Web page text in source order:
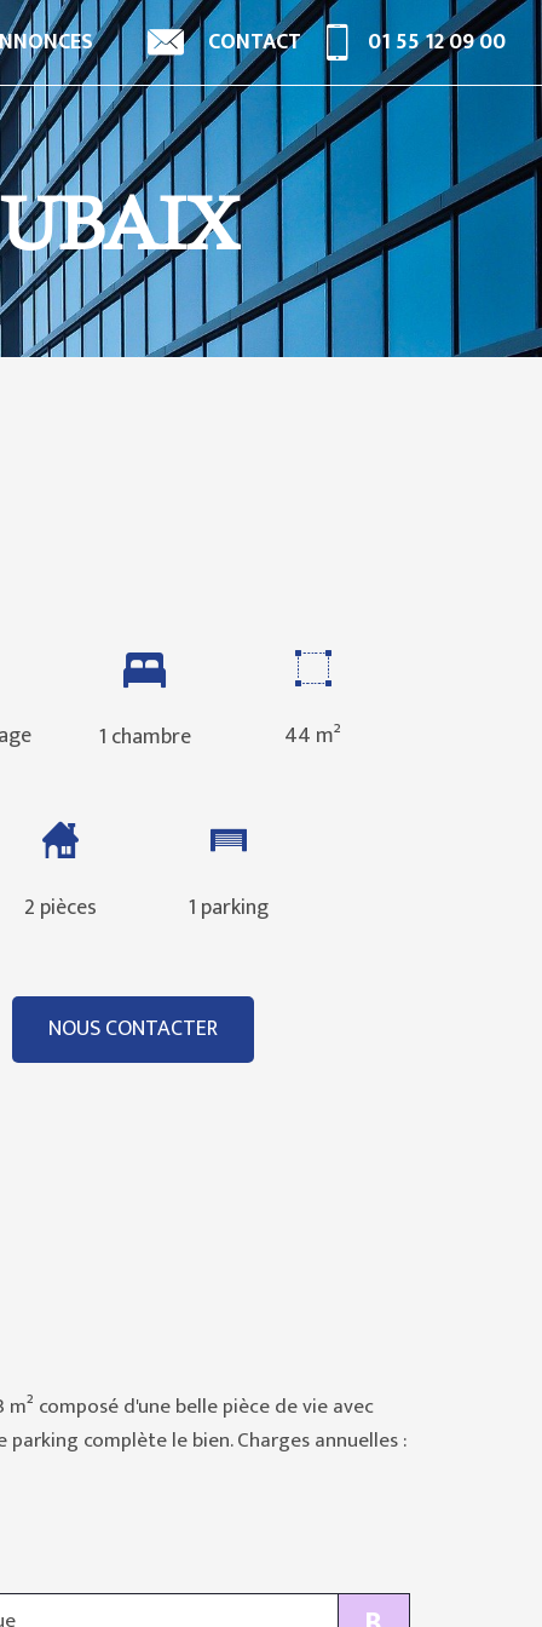
CONTACT 01 55 12 09 00
1 chambre 44 m²
2 pièces 1 parking
NOUS CONTACTER
composé d'une belle pièce de vie avec
complète le bien. Charges annuelles :